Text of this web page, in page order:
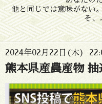
他と同じでは意味がない
そ、
2024年02月22日(木)
熊本県産農産物